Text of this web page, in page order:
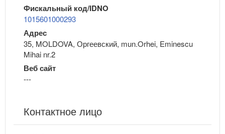
Фискальный код/IDNO
1015601000293
Адрес
35, MOLDOVA, Оргеевский, mun.Orhei, Eminescu
Mihai nr.2
Веб сайт
---
Контактное лицо